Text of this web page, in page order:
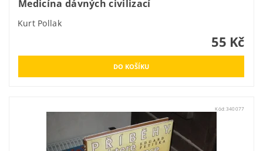
Medicína dávných civilizací
Kurt Pollak
55 Kč
Kód:340077